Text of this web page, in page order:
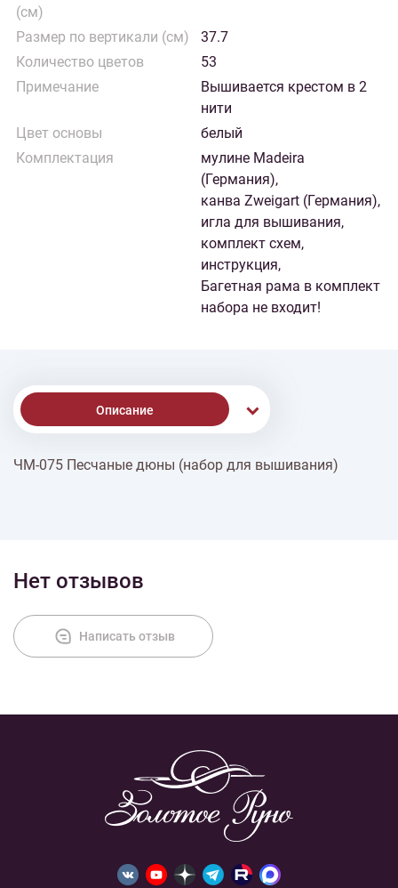
(см)
Размер по вертикали (см)
37.7
Количество цветов
53
Примечание
Вышивается крестом в 2
нити
Цвет основы
белый
Комплектация
мулине Madeira
(Германия),
канва Zweigart (Германия),
игла для вышивания,
комплект схем,
инструкция,
Багетная рама в комплект
набора не входит!
Описание
% Скидки
ЧМ-075 Песчаные дюны (набор для вышивания)
Нет отзывов
Написать отзыв